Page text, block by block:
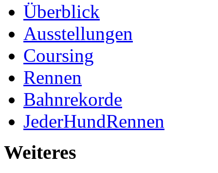
Überblick
Ausstellungen
Coursing
Rennen
Bahnrekorde
JederHundRennen
Weiteres